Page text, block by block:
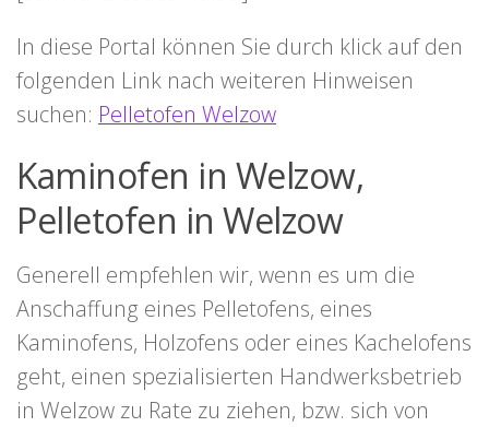
In diese Portal können Sie durch klick auf den
folgenden Link nach weiteren Hinweisen
suchen: Pelletofen Welzow
Kaminofen in Welzow,
Pelletofen in Welzow
Generell empfehlen wir, wenn es um die
Anschaffung eines Pelletofens, eines
Kaminofens, Holzofens oder eines Kachelofens
geht, einen spezialisierten Handwerksbetrieb
in Welzow zu Rate zu ziehen, bzw. sich von